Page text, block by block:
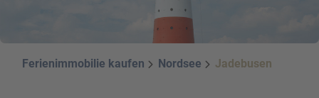
Ferienimmobilie kaufen Nordsee Jadebusen